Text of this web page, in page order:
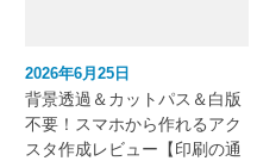
2026年6月25日
背景透過＆カットパス＆白版
不要！スマホから作れるアク
スタ作成レビュー【印刷の通